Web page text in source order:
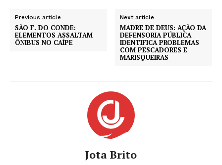
Previous article
SÃO F. DO CONDE:
ELEMENTOS ASSALTAM
ÔNIBUS NO CAÍPE
Next article
MADRE DE DEUS: AÇÃO DA
DEFENSORIA PÚBLICA
IDENTIFICA PROBLEMAS
COM PESCADORES E
MARISQUEIRAS
Jota Brito